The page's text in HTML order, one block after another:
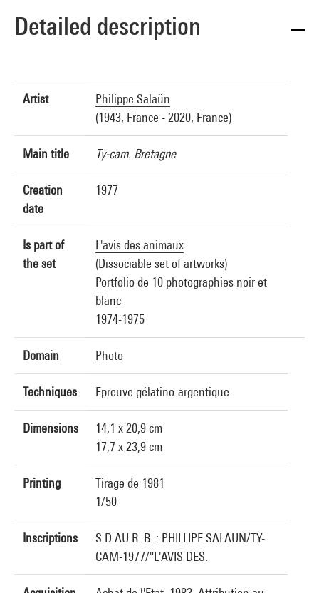
Detailed description
Artist
Philippe Salaün
(1943, France - 2020, France)
Main title Ty-cam. Bretagne
Creation
date
1977
Is part of
the set
L'avis des animaux
(Dissociable set of artworks)
Portfolio de 10 photographies noir et
blanc
1974-1975
Domain Photo
Techniques Epreuve gélatino-argentique
Dimensions
14,1 x 20,9 cm
17,7 x 23,9 cm
Printing
Tirage de 1981
1/50
Inscriptions
S.D.AU R. B. : PHILLIPE SALAUN/TY-
CAM-1977/"L'AVIS DES.